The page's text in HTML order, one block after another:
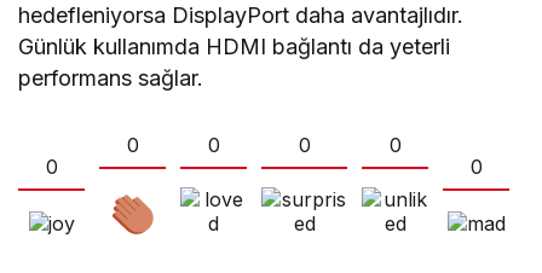
hedefleniyorsa DisplayPort daha avantajlıdır.
Günlük kullanımda HDMI bağlantı da yeterli
performans sağlar.
0
0 0 0
0
0